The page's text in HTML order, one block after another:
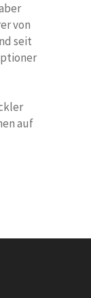
von
seit
auf